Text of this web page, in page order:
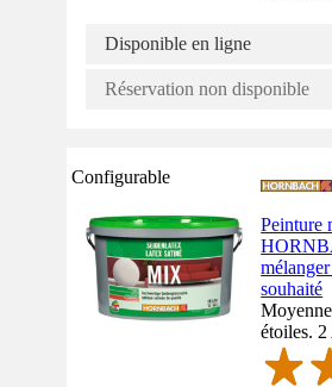
Disponible en ligne
Réservation non disponible
Configurable
Peinture
souhaité
étoiles.